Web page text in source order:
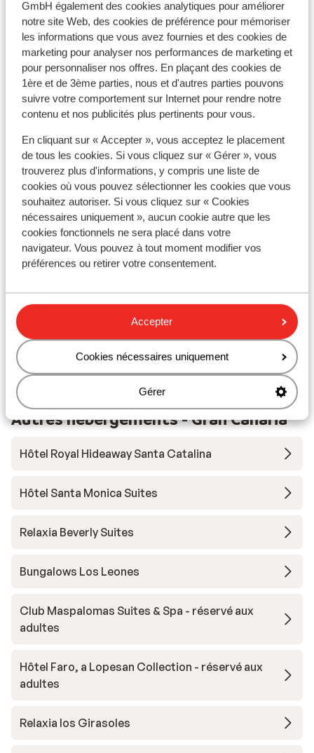
GmbH également des cookies analytiques pour améliorer
notre site Web, des cookies de préférence pour mémoriser
les informations que vous avez fournies et des cookies de
marketing pour analyser nos performances de marketing et
pour personnaliser nos offres. En plaçant des cookies de
1ère et de 3ème parties, nous et d'autres parties pouvons
suivre votre comportement sur Internet pour rendre notre
contenu et nos publicités plus pertinents pour vous.
En cliquant sur « Accepter », vous acceptez le placement
de tous les cookies. Si vous cliquez sur « Gérer », vous
trouverez plus d'informations, y compris une liste de
cookies où vous pouvez sélectionner les cookies que vous
souhaitez autoriser. Si vous cliquez sur « Cookies
nécessaires uniquement », aucun cookie autre que les
cookies fonctionnels ne sera placé dans votre
navigateur. Vous pouvez à tout moment modifier vos
préférences ou retirer votre consentement.
Accepter
Cookies nécessaires uniquement
Gérer
À proximité
Distance de la plage environ 1200 mètres (plage de
sable)
Distance du centre-ville: faro ii environ 1000
mètres
Distance de l'aéroport environ 34 kilomètres
Distance du terrain de golf environ 600 mètres
Distance jusqu'au distributeur d'argent
Distance aux magasins les plus proches environ
1200 mètres
Distance à la supérette la plus proche environ 50
mètres
Distance au restaurant le plus proche environ 50
mètres
kilomètres
Distance au cabinet médical le plus proche environ
2 kilomètres
Distance à l'hôpital le plus proche environ 4
kilomètres
Autres hébergements - Gran Canaria
Hôtel Royal Hideaway Santa Catalina
Hôtel Santa Monica Suites
Relaxia Beverly Suites
Bungalows Los Leones
Club Maspalomas Suites & Spa - réservé aux
adultes
Hôtel Faro, a Lopesan Collection - réservé aux
adultes
Relaxia los Girasoles